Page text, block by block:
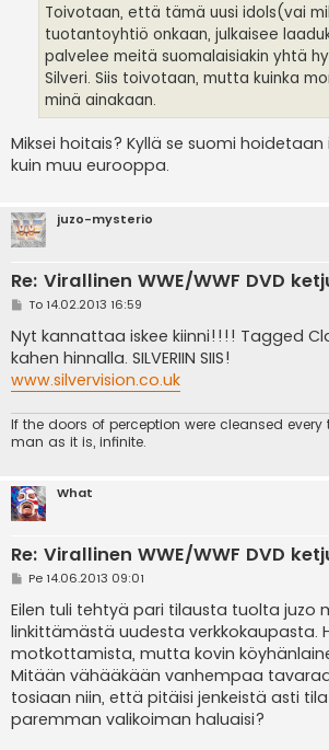
Toivotaan, että tämä uusi idols(vai
tuotantoyhtiö onkaan, julkaisee
palvelee meitä suomalaisiakin yhtä
Silveri. Siis toivotaan, mutta kuinka
minä ainakaan.
Miksei hoitais? Kyllä se suomi
kuin muu eurooppa.
juzo-mysterio
Re: Virallinen WWE/WWF DVD
V
e
s
t
i
To 14.02.2013 16:59
Nyt kannattaa iskee kiinni!!!! Tagged
kahen hinnalla. SILVERIIN SIIS!
www.silvervision.co.uk
If the doors of perception were cleansed
man as it is, infinite.
What
Re: Virallinen WWE/WWF DVD
V
e
s
t
i
Pe 14.06.2013 09:01
Eilen tuli tehtyä pari tilausta tuolta juzo
linkittämästä uudesta verkkokaupasta.
motkottamista, mutta kovin
Mitään vähääkään vanhempaa
tosiaan niin, että pitäisi jenkeistä asti
paremman valikoiman haluaisi?